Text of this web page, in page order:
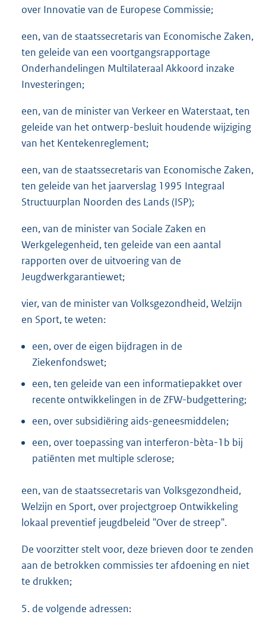
over Innovatie van de Europese Commissie;
een, van de staatssecretaris van Economische Zaken,
ten geleide van een voortgangsrapportage
Onderhandelingen Multilateraal Akkoord inzake
Investeringen;
een, van de minister van Verkeer en Waterstaat, ten
geleide van het ontwerp-besluit houdende wijziging
van het Kentekenreglement;
een, van de staatssecretaris van Economische Zaken,
ten geleide van het jaarverslag 1995 Integraal
Structuurplan Noorden des Lands (ISP);
een, van de minister van Sociale Zaken en
Werkgelegenheid, ten geleide van een aantal
rapporten over de uitvoering van de
Jeugdwerkgarantiewet;
vier, van de minister van Volksgezondheid, Welzijn
en Sport, te weten:
een, over de eigen bijdragen in de
Ziekenfondswet;
een, ten geleide van een informatiepakket over
recente ontwikkelingen in de ZFW-budgettering;
een, over subsidiëring aids-geneesmiddelen;
een, over toepassing van interferon-bèta-1b bij
patiënten met multiple sclerose;
een, van de staatssecretaris van Volksgezondheid,
Welzijn en Sport, over projectgroep Ontwikkeling
lokaal preventief jeugdbeleid "Over de streep".
De voorzitter stelt voor, deze brieven door te zenden
aan de betrokken commissies ter afdoening en niet
te drukken;
5. de volgende adressen: